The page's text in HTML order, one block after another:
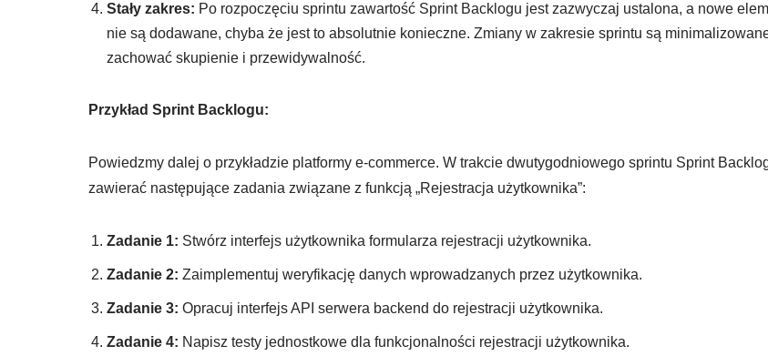
Stały zakres: Po rozpoczęciu sprintu zawartość Sprint Backlogu jest zazwyczaj ustalona, a nowe
nie są dodawane, chyba że jest to absolutnie konieczne. Zmiany w zakresie sprintu są
zachować skupienie i przewidywalność.
Przykład Sprint Backlogu:
Powiedzmy dalej o przykładzie platformy e-commerce. W trakcie dwutygodniowego sprintu Sprint
zawierać następujące zadania związane z funkcją „Rejestracja użytkownika”:
Zadanie 1: Stwórz interfejs użytkownika formularza rejestracji użytkownika.
Zadanie 2: Zaimplementuj weryfikację danych wprowadzanych przez użytkownika.
Zadanie 3: Opracuj interfejs API serwera backend do rejestracji użytkownika.
Zadanie 4: Napisz testy jednostkowe dla funkcjonalności rejestracji użytkownika.